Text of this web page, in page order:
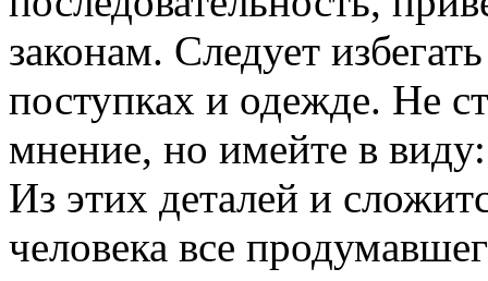
законам. Следует
поступках и одежде. Не
мнение, но имейте в
Из этих деталей и
человека все